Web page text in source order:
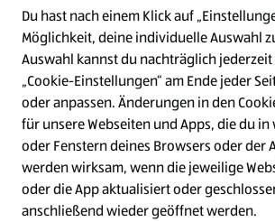
W
i
r
d
a
u
f
e
W
i
r
d
a
u
f
e
W
i
r
d
a
u
f
e
Datenschutz Security Policy
Du hast nach einem Klick auf
Möglichkeit, deine individuelle Auswahl
Auswahl kannst du nachträglich
„Cookie-Einstellungen“ am Ende jeder
oder anpassen. Änderungen in den
für unsere Webseiten und Apps, die du in
oder Fenstern deines Browsers oder der
werden wirksam, wenn die jeweilige
oder die App aktualisiert oder
anschließend wieder geöffnet werden.